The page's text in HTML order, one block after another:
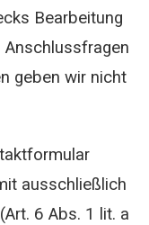
Bearbeitung
Anschlussfragen
geben wir nicht
ausschließlich
6 Abs. 1 lit. a